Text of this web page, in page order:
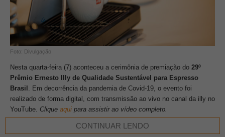
Foto: Divulgação
Nesta quarta-feira (7) aconteceu a cerimônia de premiação do 29º
Prêmio Ernesto Illy de Qualidade Sustentável para Espresso
Brasil . Em decorrência da pandemia de Covid-19, o evento foi
realizado de forma digital, com transmissão ao vivo no canal da illy no
YouTube. Clique aqui para assistir ao vídeo completo.
“O agricultor brasileiro segue fazendo sua parte, trabalhando de forma
CONTINUAR LENDO